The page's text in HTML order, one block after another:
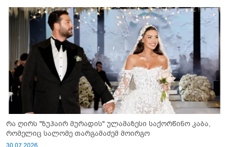
რა ღირს "ზუჰაირ მურადის" ულამაზესი საქორწინო კაბა,
რომელიც სალომე თარგამაძემ მოირგო